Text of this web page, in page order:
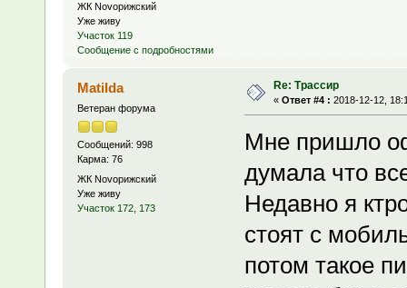
ЖК Novoрижский
Уже живу
Участок 119
Сообщение с подробностями
Matilda
Ветеран форума
Сообщений: 998
Карма: 76
ЖК Novoрижский
Уже живу
Участок 172, 173
Re: Трассир
« Ответ #4 : 2018-12-12,
Мне пришло
думала что
Недавно я
стоят с
потом такое